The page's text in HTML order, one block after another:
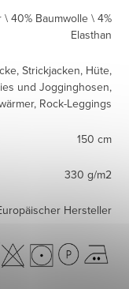
\ 40% Baumwolle \ 4%
Elasthan
Strickjacken, Hüte,
und Jogginghosen,
Rock-Leggings
150 cm
330 g/m2
Hersteller